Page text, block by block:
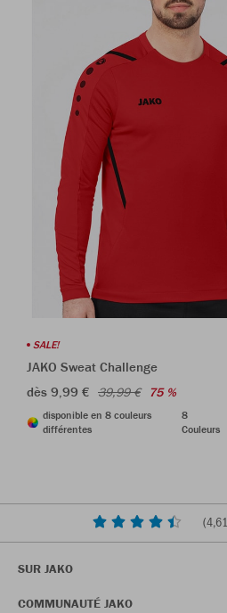
SALE!
JAKO Sweat Challenge
dès 9,99 € 39,99 € 75 %
disponible en 8 couleurs
différentes
8
Couleurs
(4,61
SUR JAKO
COMMUNAUTÉ JAKO